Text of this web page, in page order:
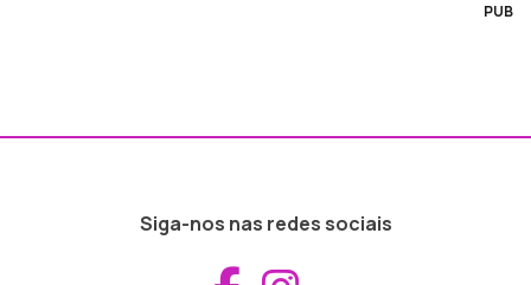
PUB
Siga-nos nas redes sociais